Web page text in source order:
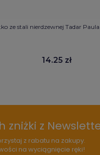
ze stali nierdzewnej Tadar
14.25 zł
zniżki z
z rabatu na zakupy.
na wyciągnięcie ręki!